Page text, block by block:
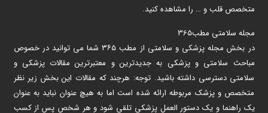
متخصص قلب و … را مشاهده کنید.
مجله سلامتی مطب365
در بخش مجله پزشکی و سلامتی از مطب ۳۶۵ شما می توانید در خصوص
مباحث سلامتی و پزشکی به جدیدترین و معتبرترین مقالات پزشکی و
سلامتی دسترسی داشته باشید. توجه: هرچند که مقالات این بخش زیر نظر
متخصص و پزشک مربوطه ارائه شده است اما به هیچ عنوان نباید به عنوان
یک راهنما و یک دستور العمل پزشکی تلقی شود و هر شخص پس از کسب